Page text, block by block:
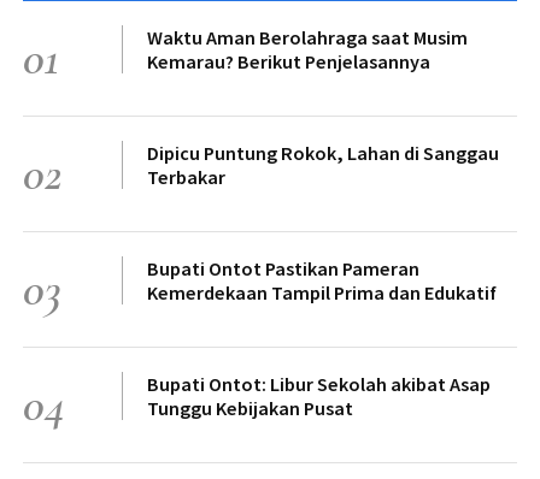
01
Waktu Aman Berolahraga saat Musim
Kemarau? Berikut Penjelasannya
02
Dipicu Puntung Rokok, Lahan di Sanggau
Terbakar
03
Bupati Ontot Pastikan Pameran
Kemerdekaan Tampil Prima dan Edukatif
04
Bupati Ontot: Libur Sekolah akibat Asap
Tunggu Kebijakan Pusat